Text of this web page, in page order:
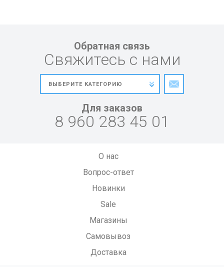
Обратная связь
Свяжитесь с нами
Для заказов
8 960 283 45 01
О нас
Вопрос-ответ
Новинки
Sale
Магазины
Самовывоз
Доставка